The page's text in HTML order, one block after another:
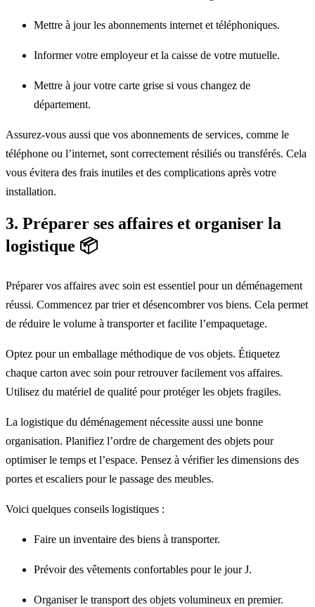
Mettre à jour les abonnements internet et téléphoniques.
Informer votre employeur et la caisse de votre mutuelle.
Mettre à jour votre carte grise si vous changez de
département.
Assurez-vous aussi que vos abonnements de services, comme le
téléphone ou l’internet, sont correctement résiliés ou transférés. Cela
vous évitera des frais inutiles et des complications après votre
installation.
3. Préparer ses affaires et organiser la
logistique 📦
Préparer vos affaires avec soin est essentiel pour un déménagement
réussi. Commencez par trier et désencombrer vos biens. Cela permet
de réduire le volume à transporter et facilite l’empaquetage.
Optez pour un emballage méthodique de vos objets. Étiquetez
chaque carton avec soin pour retrouver facilement vos affaires.
Utilisez du matériel de qualité pour protéger les objets fragiles.
La logistique du déménagement nécessite aussi une bonne
organisation. Planifiez l’ordre de chargement des objets pour
optimiser le temps et l’espace. Pensez à vérifier les dimensions des
portes et escaliers pour le passage des meubles.
Voici quelques conseils logistiques :
Faire un inventaire des biens à transporter.
Prévoir des vêtements confortables pour le jour J.
Organiser le transport des objets volumineux en premier.